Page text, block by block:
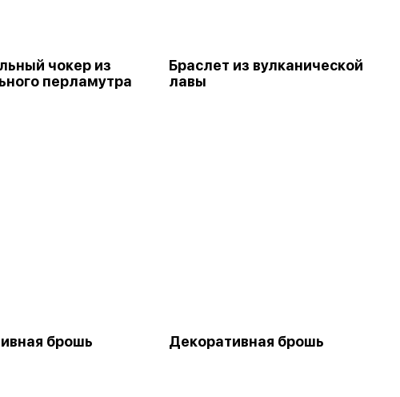
чокер из
перламутра
Браслет из вулканической
лавы
брошь Декоративная брошь